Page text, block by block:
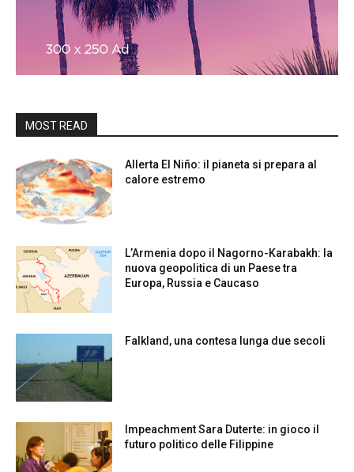
MOST READ
Allerta El Niño: il pianeta si prepara al
calore estremo
L’Armenia dopo il Nagorno-Karabakh: la
nuova geopolitica di un Paese tra
Europa, Russia e Caucaso
Falkland, una contesa lunga due secoli
Impeachment Sara Duterte: in gioco il
futuro politico delle Filippine